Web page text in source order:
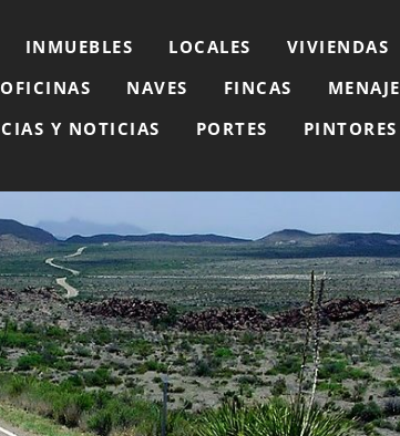
INMUEBLES LOCALES VIVIENDAS
OFICINAS NAVES FINCAS MENAJE
Y NOTICIAS PORTES PINTORES